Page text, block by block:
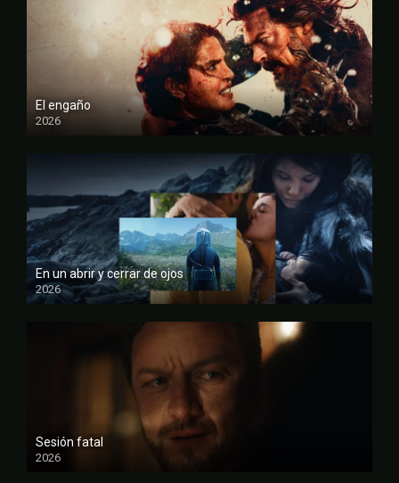
El engaño
2026
FULL HD
En un abrir y cerrar de ojos
2026
FULL HD
Sesión fatal
2026
FULL HD